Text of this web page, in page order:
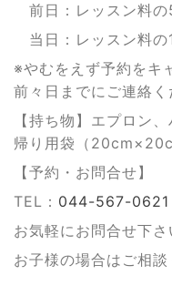
前日：レッスン料の
当日：レッスン料の
※やむをえず予約をキ
前々日までにご連絡く
【持ち物】エプロン
帰り用袋（
【予約・お問合せ】
TEL： 044-567-0621
お気軽にお問合せ下さ
お子様の場合はご相談